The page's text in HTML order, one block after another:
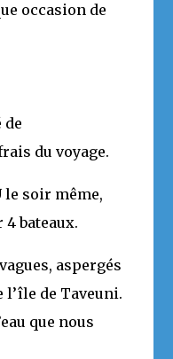
occasion de
de
du voyage.
le soir même,
bateaux.
aspergés
l’île de Taveuni.
que nous